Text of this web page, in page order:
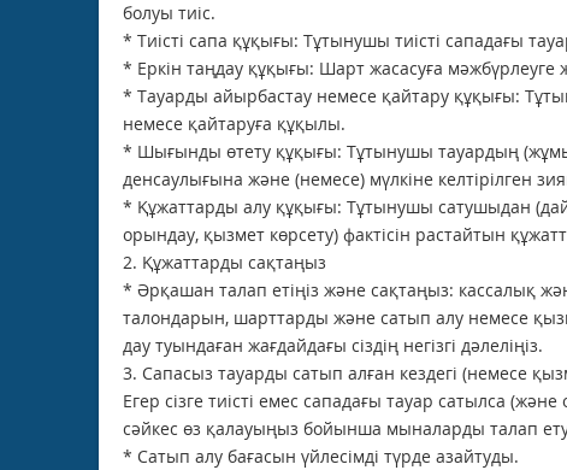
болуы тиіс.
* Тиісті сапа құқығы: Тұтынушы тиісті сападағы
* Еркін таңдау құқығы: Шарт жасасуға мәжбүрлеуге
* Тауарды айырбастау немесе қайтару құқығы:
немесе қайтаруға құқылы.
* Шығынды өтету құқығы: Тұтынушы тауардың
денсаулығына және (немесе) мүлкіне келтірілген
* Құжаттарды алу құқығы: Тұтынушы сатушыдан
орындау, қызмет көрсету) фактісін растайтын
2. Құжаттарды сақтаңыз
* Әрқашан талап етіңіз және сақтаңыз: кассалық
талондарын, шарттарды және сатып алу немесе
дау туындаған жағдайдағы сіздің негізгі дәлеліңіз.
3. Сапасыз тауарды сатып алған кездегі (немесе
Егер сізге тиісті емес сападағы тауар сатылса
сәйкес өз қалауыңыз бойынша мыналарды талап
* Сатып алу бағасын үйлесімді түрде азайтуды.